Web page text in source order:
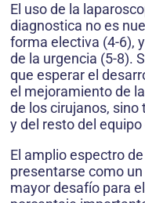
El uso de la
diagnostica no es
forma electiva (4-6),
de la urgencia (5-8).
que esperar el
el mejoramiento de
de los cirujanos,
y del resto del
El amplio espectro
presentarse como
mayor desafío para